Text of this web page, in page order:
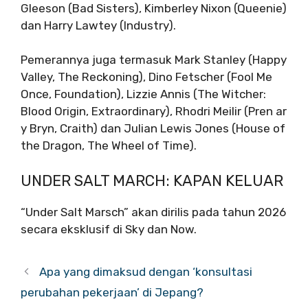
Gleeson (Bad Sisters), Kimberley Nixon (Queenie)
dan Harry Lawtey (Industry).
Pemerannya juga termasuk Mark Stanley (Happy
Valley, The Reckoning), Dino Fetscher (Fool Me
Once, Foundation), Lizzie Annis (The Witcher:
Blood Origin, Extraordinary), Rhodri Meilir (Pren ar
y Bryn, Craith) dan Julian Lewis Jones (House of
the Dragon, The Wheel of Time).
UNDER SALT MARCH: KAPAN KELUAR
“Under Salt Marsch” akan dirilis pada tahun 2026
secara eksklusif di Sky dan Now.
Apa yang dimaksud dengan ‘konsultasi
perubahan pekerjaan’ di Jepang?